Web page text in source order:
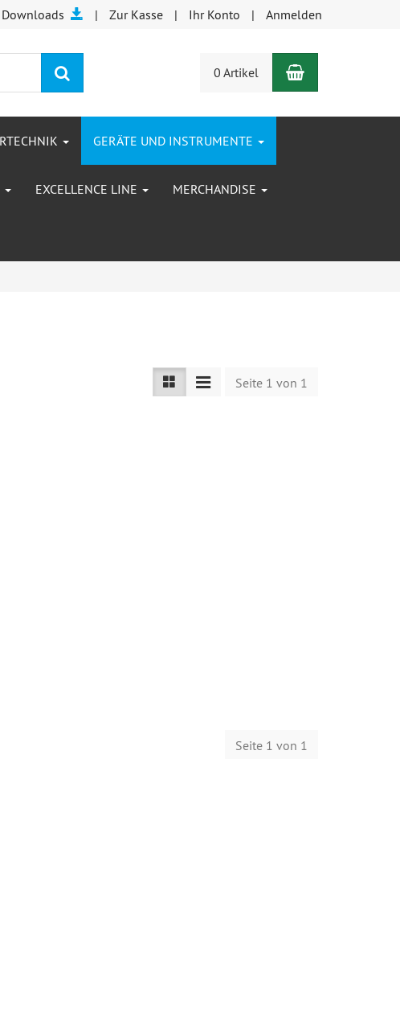
Downloads Zur Kasse Ihr Konto Anmelden
0 Artikel Warenkorb
GERÄTE UND INSTRUMENTE
EXCELLENCE LINE MERCHANDISE
Seite 1 von 1
Seite 1 von 1